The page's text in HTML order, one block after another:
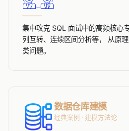
集中攻克 SQL 面试中的高频核
列互转、连续区间分析等， 从原
类问题。
数据仓库建模
经典案例 · 建模方法论